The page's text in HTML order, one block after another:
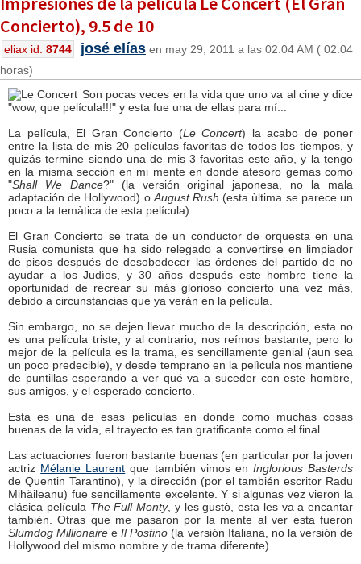
Concierto), 9.5 de 10
eliax id: 8744 josé elías en may 29, 2011 a las 02:04 AM ( 02:04
horas)
Son pocas veces en la vida que uno va al cine y dice
"wow, que película!!!" y esta fue una de ellas para mí...
La película, El Gran Concierto (Le Concert) la acabo de poner
entre la lista de mis 20 películas favoritas de todos los tiempos, y
quizás termine siendo una de mis 3 favoritas este año, y la tengo
en la misma secciòn en mi mente en donde atesoro gemas como
"Shall We Dance?" (la versión original japonesa, no la mala
adaptación de Hollywood) o August Rush (esta ùltima se parece un
poco a la temàtica de esta película).
El Gran Concierto se trata de un conductor de orquesta en una
Rusia comunista que ha sido relegado a convertirse en limpiador
de pisos después de desobedecer las órdenes del partido de no
ayudar a los Judìos, y 30 años después este hombre tiene la
oportunidad de recrear su más glorioso concierto una vez más,
debido a circunstancias que ya verán en la película.
Sin embargo, no se dejen llevar mucho de la descripción, esta no
es una película triste, y al contrario, nos reímos bastante, pero lo
mejor de la película es la trama, es sencillamente genial (aun sea
un poco predecible), y desde temprano en la pelìcula nos mantiene
de puntillas esperando a ver qué va a suceder con este hombre,
sus amigos, y el esperado concierto.
Esta es una de esas películas en donde como muchas cosas
buenas de la vida, el trayecto es tan gratificante como el final.
Las actuaciones fueron bastante buenas (en particular por la joven
actriz Mélanie Laurent que también vimos en Inglorious Basterds
de Quentin Tarantino), y la dirección (por el también escritor Radu
Mihăileanu) fue sencillamente excelente. Y si algunas vez vieron la
clásica película The Full Monty, y les gustò, esta les va a encantar
también. Otras que me pasaron por la mente al ver esta fueron
Slumdog Millionaire eIl Postino (la versión Italiana, no la versión de
Hollywood del mismo nombre y de trama diferente).